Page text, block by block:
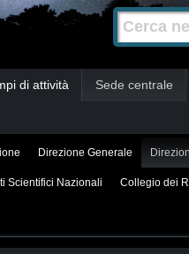
Cerca nel
di attività Sede centrale
Direzione Generale
Scientifici Nazionali Collegio dei